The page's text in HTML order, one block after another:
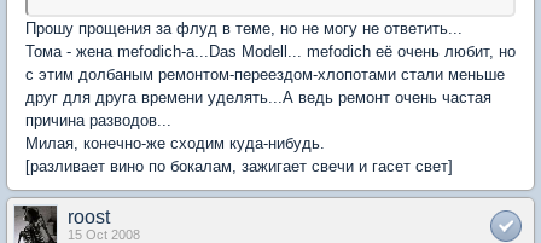
Прошу прощения за флуд в теме, но не могу не ответить...
Тома - жена mefodich-а...Das Modell... mefodich её очень любит, но
с этим долбаным ремонтом-переездом-хлопотами стали меньше
друг для друга времени уделять...А ведь ремонт очень частая
причина разводов...
Милая, конечно-же сходим куда-нибудь.
[разливает вино по бокалам, зажигает свечи и гасет свет]
roost
15 Oct 2008